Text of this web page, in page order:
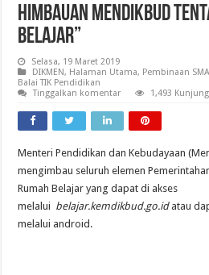
Himbauan Mendikbud
Belajar”
Selasa, 19 Maret 2019
DIKMEN, Halaman Utama, Pembinaan
Balai TIK Pendidikan
Tinggalkan komentar
1,493
Menteri Pendidikan dan Kebudayaan
mengimbau seluruh elemen
Rumah Belajar yang dapat di akses
melalui belajar.kemdikbud.go.id atau
melalui android.